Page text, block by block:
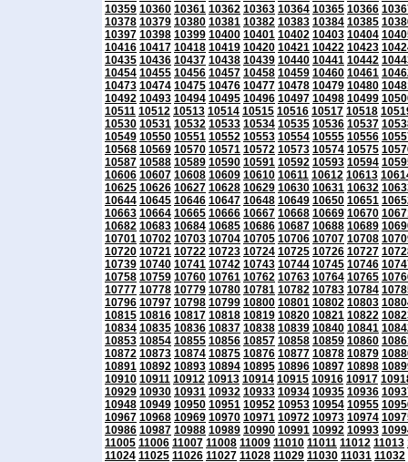
10359 10360 10361 10362 10363 10364 10365 10366
10378 10379 10380 10381 10382 10383 10384 10385
10397 10398 10399 10400 10401 10402 10403 10404
10416 10417 10418 10419 10420 10421 10422 10423
10435 10436 10437 10438 10439 10440 10441 10442
10454 10455 10456 10457 10458 10459 10460 10461
10473 10474 10475 10476 10477 10478 10479 10480
10492 10493 10494 10495 10496 10497 10498 10499
10511 10512 10513 10514 10515 10516 10517 10518
10530 10531 10532 10533 10534 10535 10536 10537
10549 10550 10551 10552 10553 10554 10555 10556
10568 10569 10570 10571 10572 10573 10574 10575
10587 10588 10589 10590 10591 10592 10593 10594
10606 10607 10608 10609 10610 10611 10612 10613
10625 10626 10627 10628 10629 10630 10631 10632
10644 10645 10646 10647 10648 10649 10650 10651
10663 10664 10665 10666 10667 10668 10669 10670
10682 10683 10684 10685 10686 10687 10688 10689
10701 10702 10703 10704 10705 10706 10707 10708
10720 10721 10722 10723 10724 10725 10726 10727
10739 10740 10741 10742 10743 10744 10745 10746
10758 10759 10760 10761 10762 10763 10764 10765
10777 10778 10779 10780 10781 10782 10783 10784
10796 10797 10798 10799 10800 10801 10802 10803
10815 10816 10817 10818 10819 10820 10821 10822
10834 10835 10836 10837 10838 10839 10840 10841
10853 10854 10855 10856 10857 10858 10859 10860
10872 10873 10874 10875 10876 10877 10878 10879
10891 10892 10893 10894 10895 10896 10897 10898
10910 10911 10912 10913 10914 10915 10916 10917
10929 10930 10931 10932 10933 10934 10935 10936
10948 10949 10950 10951 10952 10953 10954 10955
10967 10968 10969 10970 10971 10972 10973 10974
10986 10987 10988 10989 10990 10991 10992 10993
11005 11006 11007 11008 11009 11010 11011 11012 11013
11024 11025 11026 11027 11028 11029 11030 11031 11032